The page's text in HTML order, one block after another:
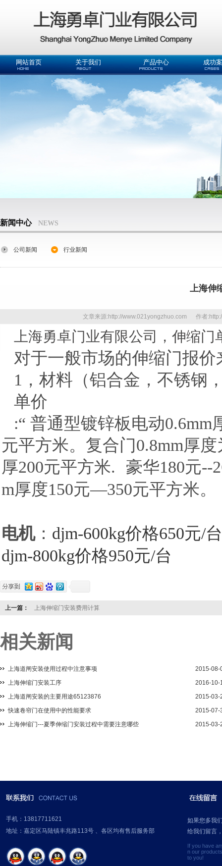
网站首页 关于我们 产品中心 成功
新闻中心 NEWS
公司新闻 行业新闻
上海伸
文章来源:http://www.021yongzhuo.com 作者
上海勇卓门业有限公司，伸缩门
对于一般市场的伸缩门报
1，材料（铝合金，不锈钢
单价
:“ 普通型镀锌板电动0.6mm
元平方米。 复合门0.8mm厚
厚200元平方米.
豪华180元--
m厚度150元—350元平方米。
电机： djm-600kg价格650元/台
djm-800kg价格950元/台
上一篇： 上海伸缩门安装费用计算
相关新闻
2015-08-
上海道闸安装使用过程中注意事项
2016-10-
上海伸缩门安装工序
2015-03-
上海道闸安装的主要用途65123876
2015-07-
快速卷帘门在使用中的性能要求
2015-03-
上海伸缩门---夏季伸缩门安装过程中需要注意哪些
手机：13817711621
地址：嘉定区马陆镇丰兆路113号 、各区均有售后服务部
如果您多我
给我们留言
If you have
n our
to you!